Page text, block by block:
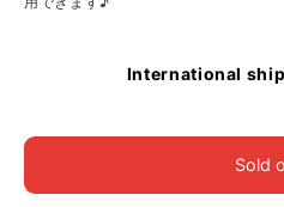
International
Sold